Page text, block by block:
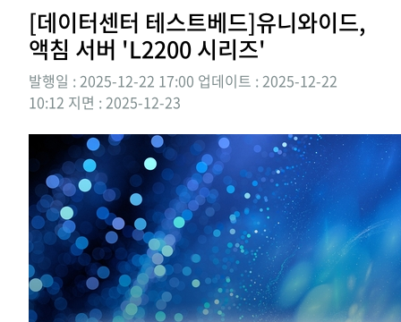
[데이터센터 테스트베드]유니와이드,
액침 서버 'L2200 시리즈'
발행일 : 2025-12-22 17:00 업데이트 : 2025-12-22
10:12 지면 : 2025-12-23